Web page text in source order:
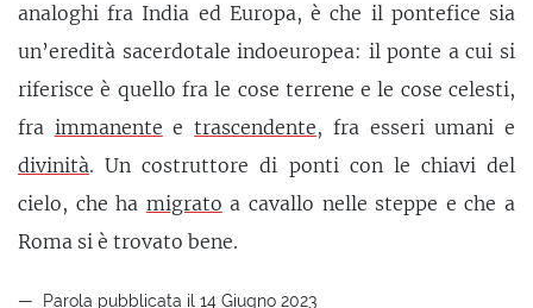
analoghi fra India ed Europa, è che il pontefice sia
un’eredità sacerdotale indoeuropea: il ponte a cui si
riferisce è quello fra le cose terrene e le cose celesti,
fra immanente etrascendente, fra esseri umani e
divinità. Un costruttore di ponti con le chiavi del
cielo, che ha migrato a cavallo nelle steppe e che a
Roma si è trovato bene.
Parola pubblicata il 14 Giugno 2023